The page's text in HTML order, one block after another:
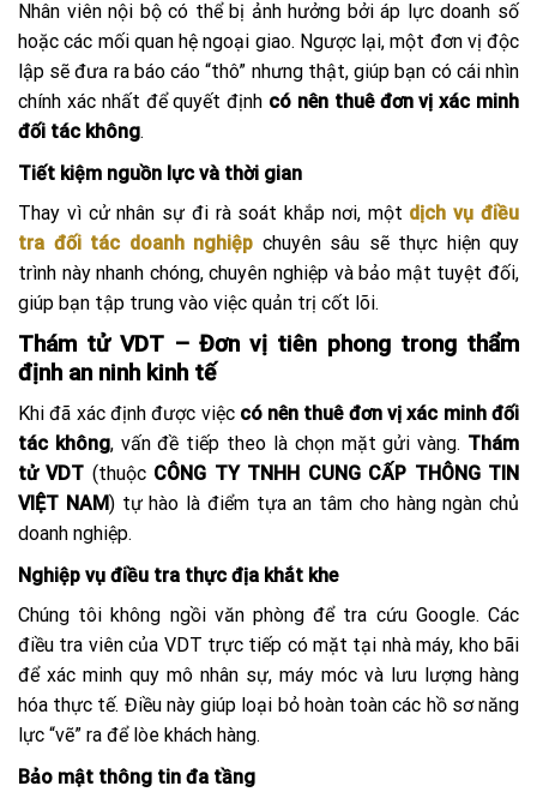
Nhân viên nội bộ có thể bị ảnh hưởng bởi áp lực doanh số
hoặc các mối quan hệ ngoại giao. Ngược lại, một đơn vị độc
lập sẽ đưa ra báo cáo “thô” nhưng thật, giúp bạn có cái nhìn
chính xác nhất để quyết định có nên thuê đơn vị xác minh
đối tác không.
Tiết kiệm nguồn lực và thời gian
Thay vì cử nhân sự đi rà soát khắp nơi, một dịch vụ điều
tra đối tác doanh nghiệp chuyên sâu sẽ thực hiện quy
trình này nhanh chóng, chuyên nghiệp và bảo mật tuyệt đối,
giúp bạn tập trung vào việc quản trị cốt lõi.
Thám tử VDT – Đơn vị tiên phong trong thẩm
định an ninh kinh tế
Khi đã xác định được việc có nên thuê đơn vị xác minh đối
tác không, vấn đề tiếp theo là chọn mặt gửi vàng. Thám
tử VDT (thuộc CÔNG TY TNHH CUNG CẤP THÔNG TIN
VIỆT NAM) tự hào là điểm tựa an tâm cho hàng ngàn chủ
doanh nghiệp.
Nghiệp vụ điều tra thực địa khắt khe
Chúng tôi không ngồi văn phòng để tra cứu Google. Các
điều tra viên của VDT trực tiếp có mặt tại nhà máy, kho bãi
để xác minh quy mô nhân sự, máy móc và lưu lượng hàng
hóa thực tế. Điều này giúp loại bỏ hoàn toàn các hồ sơ năng
lực “vẽ” ra để lòe khách hàng.
Bảo mật thông tin đa tầng